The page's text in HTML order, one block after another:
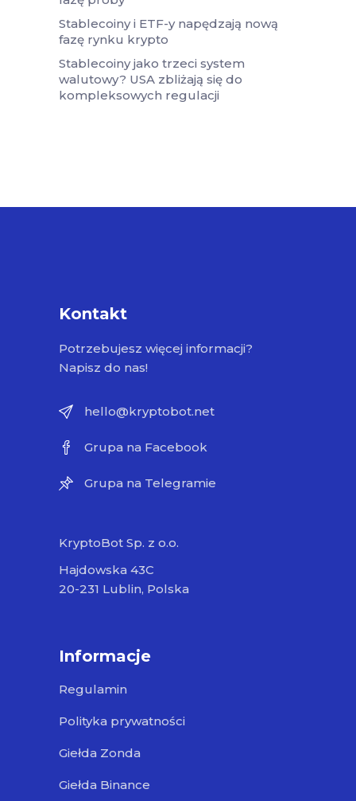
Stablecoiny i ETF-y napędzają nową
fazę rynku krypto
Stablecoiny jako trzeci system
walutowy? USA zbliżają się do
kompleksowych regulacji
Kontakt
Potrzebujesz więcej informacji?
Napisz do nas!
hello@kryptobot.net
Grupa na Facebook
Grupa na Telegramie
KryptoBot Sp. z o.o.
Hajdowska 43C
20-231 Lublin, Polska
Informacje
Regulamin
Polityka prywatności
Giełda Zonda
Giełda Binance